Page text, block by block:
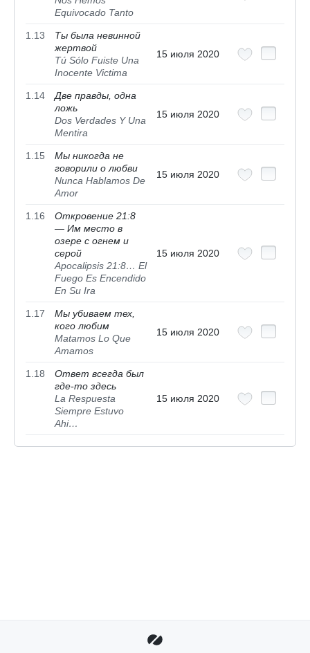
Equivocado Tanto
1.13
Ты была невинной
жертвой
Tú Sólo Fuiste Una
Inocente Victima
15 июля 2020
1.14
Две правды, одна
ложь
Dos Verdades Y Una
Mentira
15 июля 2020
1.15
Мы никогда не
говорили о любви
Nunca Hablamos De
Amor
15 июля 2020
1.16
Откровение 21:8
— Им место в
озере с огнем и
серой
Apocalipsis 21:8… El
Fuego Es Encendido
En Su Ira
15 июля 2020
1.17
Мы убиваем тех,
кого любим
Matamos Lo Que
Amamos
15 июля 2020
1.18
Ответ всегда был
где-то здесь
La Respuesta
Siempre Estuvo
Ahi…
15 июля 2020